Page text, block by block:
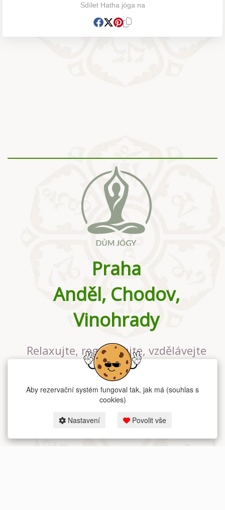
Sdílet Hatha jóga na
Praha
Anděl, Chodov,
Vinohrady
Relaxujte, regenerujte, vzdělávejte
se v největším jógovém studiu v
Praze
Aby rezervační systém fungoval tak, jak má (souhlas s
cookies)
Nastavení Povolit vše